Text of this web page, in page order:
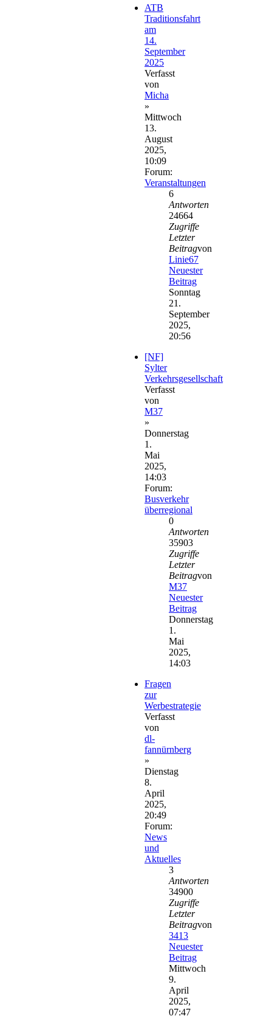
ATB
Traditionsfahrt
am
14.
September
2025
Verfasst
von
Micha
»
Mittwoch
13.
August
2025,
10:09
Forum:
Veranstaltungen
6
Antworten
24664
Zugriffe
Letzter
Beitragvon
Linie67
Neuester
Beitrag
Sonntag
21.
September
2025,
20:56
[NF]
Sylter
Verkehrsgesellschaft
Verfasst
von
M37
»
Donnerstag
1.
Mai
2025,
14:03
Forum:
Busverkehr
überregional
0
Antworten
35903
Zugriffe
Letzter
Beitragvon
M37
Neuester
Beitrag
Donnerstag
1.
Mai
2025,
14:03
Fragen
zur
Werbestrategie
Verfasst
von
dl-
fannürnberg
»
Dienstag
8.
April
2025,
20:49
Forum:
News
und
Aktuelles
3
Antworten
34900
Zugriffe
Letzter
Beitragvon
3413
Neuester
Beitrag
Mittwoch
9.
April
2025,
07:47